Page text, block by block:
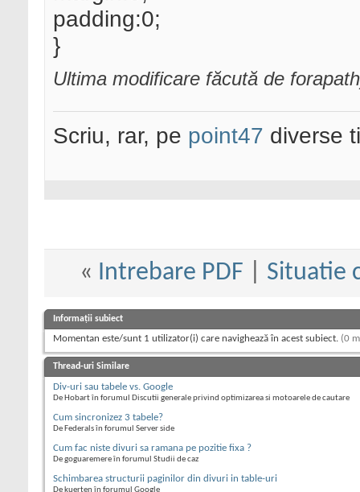
padding:0;
}
Ultima modificare făcută de
Scriu, rar, pe point47 diverse
« Intrebare PDF Situatie
Informații subiect
Momentan este/sunt 1 utilizator(i) care navighează în acest subiect. (0
Thread-uri Similare
Div-uri sau tabele vs. Google
De Hobart în forumul Discutii generale privind optimizarea si motoarele de cautare
Cum sincronizez 3 tabele?
De Federals în forumul Server side
Cum fac niste divuri sa ramana pe pozitie fixa ?
De goguaremere în forumul Studii de caz
Schimbarea structurii paginilor din divuri in table-uri
De kuerten în forumul Google